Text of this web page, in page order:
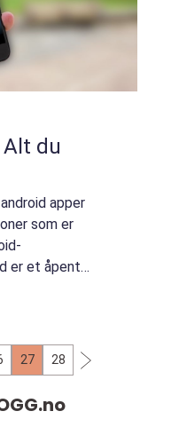
du
apper
som er
er et åpent
27 28
no